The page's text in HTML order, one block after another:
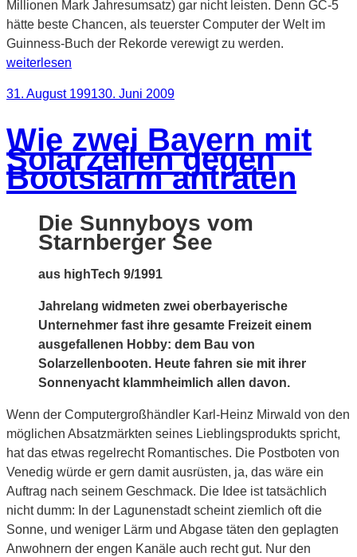
Millionen Mark Jahresumsatz) gar nicht leisten. Denn GC-5
hätte beste Chancen, als teuerster Computer der Welt im
Guinness-Buch der Rekorde verewigt zu werden.
auf
den
Kopf
stellten“
weiterlesen
Veröffentlicht
31. August 199130. Juni 2009
Wie zwei Bayern mit
Solarzellen gegen
Bootslärm antraten
Die Sunnyboys vom
Starnberger See
aus highTech 9/1991
Jahrelang widmeten zwei oberbayerische
Unternehmer fast ihre gesamte Freizeit einem
ausgefallenen Hobby: dem Bau von
Solarzellenbooten. Heute fahren sie mit ihrer
Sonnenyacht klammheimlich allen davon.
Wenn der Computergroßhändler Karl-Heinz Mirwald von den
möglichen Absatzmärkten seines Lieblingsprodukts spricht,
hat das etwas regelrecht Romantisches. Die Postboten von
Venedig würde er gern damit ausrüsten, ja, das wäre ein
Auftrag nach seinem Geschmack. Die Idee ist tatsächlich
nicht dumm: In der Lagunenstadt scheint ziemlich oft die
Sonne, und weniger Lärm und Abgase täten den geplagten
Anwohnern der engen Kanäle auch recht gut. Nur den